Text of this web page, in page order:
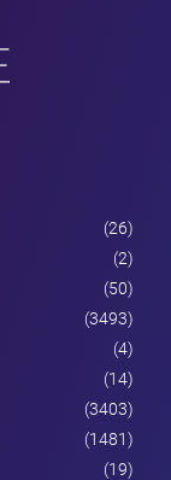
(26)
(2)
(50)
(3493)
(4)
(14)
(3403)
(1481)
(19)